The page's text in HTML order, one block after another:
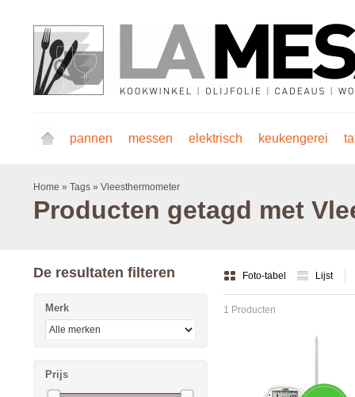
pannen messen elektrisch keukengerei
Home » Tags » Vleesthermometer
Producten getagd met
Foto-tabel Lijst
1 Producten
De resultaten filteren
Merk
Prijs